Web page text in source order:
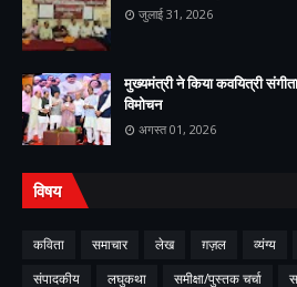
जुलाई 31, 2026
मुख्यमंत्री ने किया कवयित्री
विमोचन
अगस्त 01, 2026
विषय
कविता समाचार लेख ग़ज़ल व्यंग्य
संपादकीय
लघुकथा समीक्षा/पुस्तक चर्चा